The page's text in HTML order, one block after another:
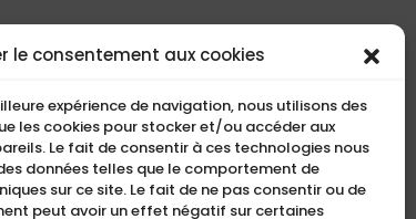
le consentement aux cookies
expérience de navigation, nous utilisons des
les cookies pour stocker et/ou accéder aux
Le fait de consentir à ces technologies nous
données telles que le comportement de
sur ce site. Le fait de ne pas consentir ou de
peut avoir un effet négatif sur certaines
COMPACT
5, Rue Ambroise Croizat
95195 BP30523
Goussainville Cedex Val
d’Oise France.